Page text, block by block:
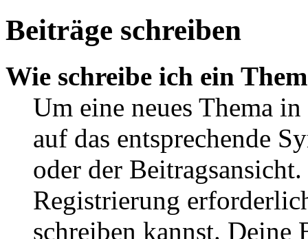
Beiträge schreiben
Wie schreibe ich ein
Um eine neues Thema
auf das entsprechende
oder der
Registrierung
schreiben kannst. Deine